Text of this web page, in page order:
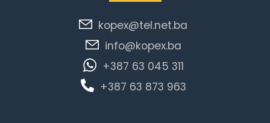
kopex@tel.net.ba
info@kopex.ba
+387 63 045 311
+387 63 873 963